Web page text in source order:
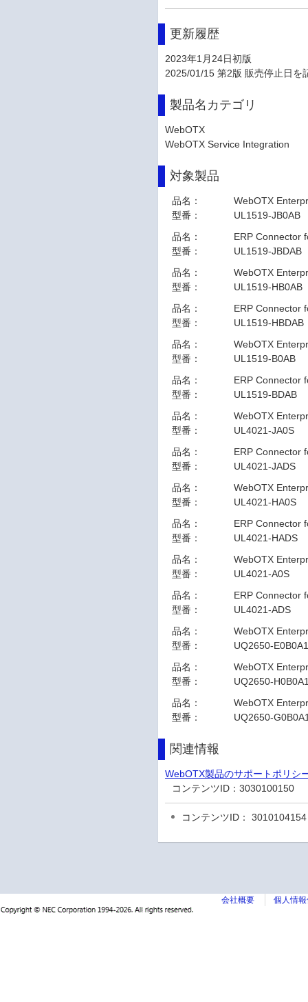
更新履歴
2023年1月24日初版
2025/01/15 第2版 販売停止日を
製品名カテゴリ
WebOTX
WebOTX Service Integration
対象製品
品名：
WebOTX
型番：
UL1519-JB0AB
品名：
ERP Connector
型番：
UL1519-JBDAB
品名：
WebOTX
型番：
UL1519-HB0AB
品名：
ERP Connector
型番：
UL1519-HBDAB
品名：
WebOTX
型番：
UL1519-B0AB
品名：
ERP Connector
型番：
UL1519-BDAB
品名：
WebOTX
型番：
UL4021-JA0S
品名：
ERP Connector
型番：
UL4021-JADS
品名：
WebOTX
型番：
UL4021-HA0S
品名：
ERP Connector
型番：
UL4021-HADS
品名：
WebOTX
型番：
UL4021-A0S
品名：
ERP Connector
型番：
UL4021-ADS
品名：
WebOTX
型番：
UQ2650-
品名：
WebOTX
型番：
UQ2650-
品名：
WebOTX
型番：
UQ2650-
関連情報
WebOTX製品のサポートポリシ
コンテンツID：3030100150
コンテンツID： 3010104154
会社概要 個人情